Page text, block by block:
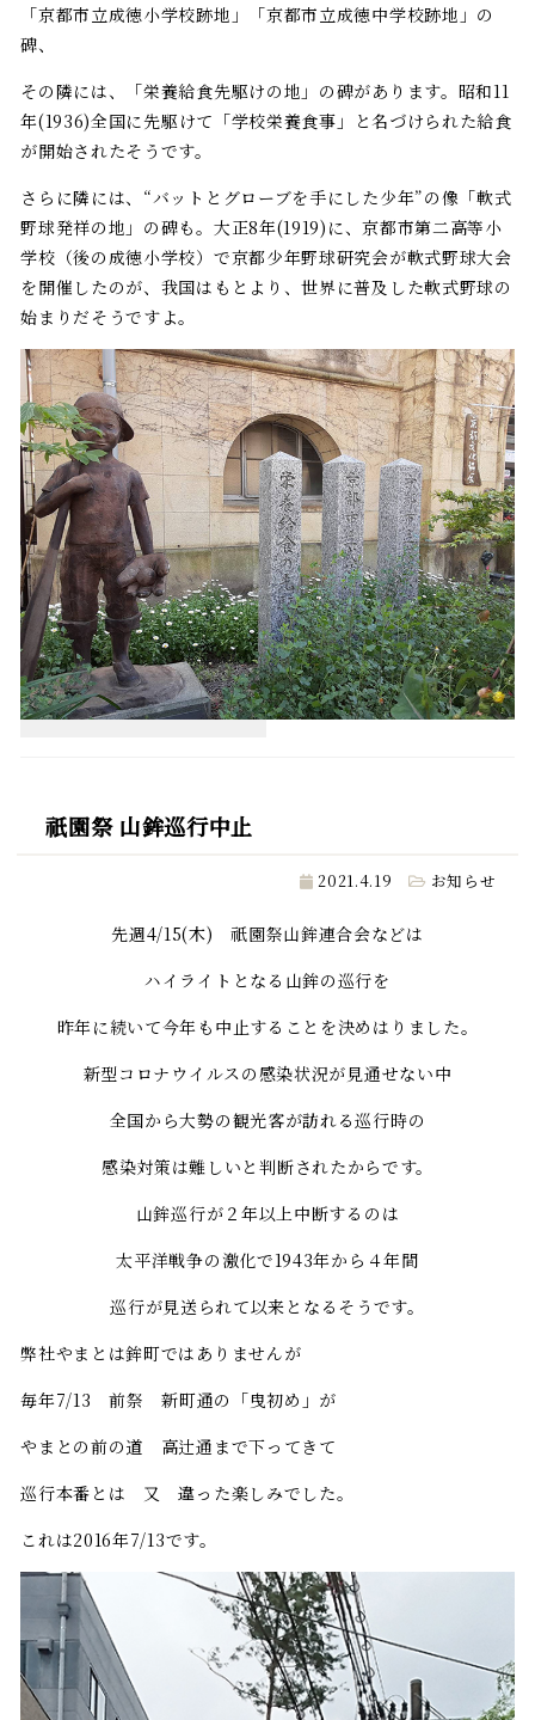
「京都市立成徳小学校跡地」「京都市立成徳中学校跡地」の
碑、
その隣には、「栄養給食先駆けの地」の碑があります。昭和11
年(1936)全国に先駆けて「学校栄養食事」と名づけられた給食
が開始されたそうです。
さらに隣には、“バットとグローブを手にした少年”の像「軟式
野球発祥の地」の碑も。大正8年(1919)に、京都市第二高等小
学校（後の成徳小学校）で京都少年野球研究会が軟式野球大会
を開催したのが、我国はもとより、世界に普及した軟式野球の
始まりだそうですよ。
祇園祭 山鉾巡行中止
2021.4.19 お知らせ
先週4/15(木) 祇園祭山鉾連合会などは
ハイライトとなる山鉾の巡行を
昨年に続いて今年も中止することを決めはりました。
新型コロナウイルスの感染状況が見通せない中
全国から大勢の観光客が訪れる巡行時の
感染対策は難しいと判断されたからです。
山鉾巡行が２年以上中断するのは
太平洋戦争の激化で1943年から４年間
巡行が見送られて以来となるそうです。
弊社やまとは鉾町ではありませんが
毎年7/13 前祭 新町通の「曳初め」が
やまとの前の道 高辻通まで下ってきて
巡行本番とは 又 違った楽しみでした。
これは2016年7/13です。